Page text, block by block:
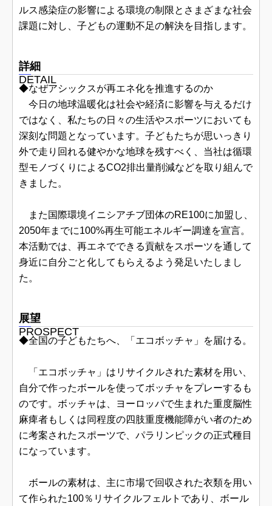
ルス感染症の影響による環境の制限とさまざまな社会
課題に対し、子どもの運動不足の解決を目指します。
詳細
DETAIL
◆なぜアシックスが再エネ化を推進するのか
今日の地球温暖化は社会や経済に影響を与えるだけ
ではなく、私たちの日々の生活やスポーツにおいても
深刻な問題となっています。子どもたちが思いっきり
外で走り回れる健やかな地球を残すべく、当社は循環
型モノづくりによるCO2排出量削減などを取り組んで
きました。
また国際環境イニシアチブ団体のRE100に加盟し、
2050年までに100%再生可能エネルギー調達を宣言。
本活動では、再エネでできる貢献をスポーツを通して
身近に自分ごと化してもらえるよう発足いたしまし
た。
展望
PROSPECT
◆全国の子どもたちへ、「エコボッチャ」を届ける。
「エコボッチャ」はリサイクルされた素材を用い、
自分で作ったボールを使ってボッチャをプレーするも
のです。ボッチャは、ヨーロッパで生まれた重度脳性
麻痺者もしくは同程度の四肢重度機能障がい者のため
に考案されたスポーツで、パラリンピックの正式種目
になっています。
ボールの素材は、主に市場で回収された衣類を用い
て作られた100％リサイクルフェルトであり、ボール